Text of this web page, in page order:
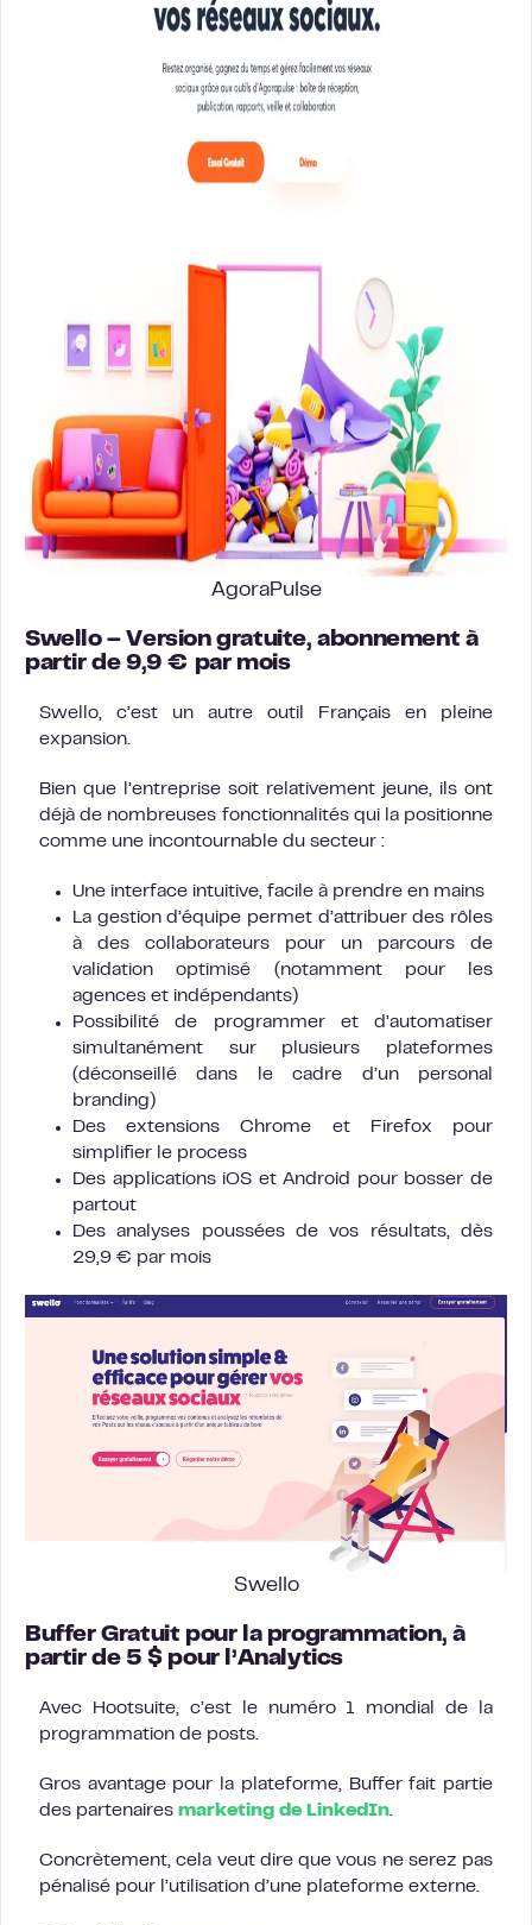
AgoraPulse
Swello – Version gratuite, abonnement à
partir de 9,9 € par mois
Swello, c’est un autre outil Français en pleine
expansion.
Bien que l’entreprise soit relativement jeune, ils ont
déjà de nombreuses fonctionnalités qui la positionne
comme une incontournable du secteur :
Une interface intuitive, facile à prendre en mains
La gestion d’équipe permet d’attribuer des rôles
à des collaborateurs pour un parcours de
validation optimisé (notamment pour les
agences et indépendants)
Possibilité de programmer et d’automatiser
simultanément sur plusieurs plateformes
(déconseillé dans le cadre d’un personal
branding)
Des extensions Chrome et Firefox pour
simplifier le process
Des applications iOS et Android pour bosser de
partout
Des analyses poussées de vos résultats, dès
29,9 € par mois
Swello
Buffer Gratuit pour la programmation, à
partir de 5 $ pour l’Analytics
Avec Hootsuite, c’est le numéro 1 mondial de la
programmation de posts.
Gros avantage pour la plateforme, Buffer fait partie
des partenaires marketing de LinkedIn.
Concrètement, cela veut dire que vous ne serez pas
pénalisé pour l’utilisation d’une plateforme externe.